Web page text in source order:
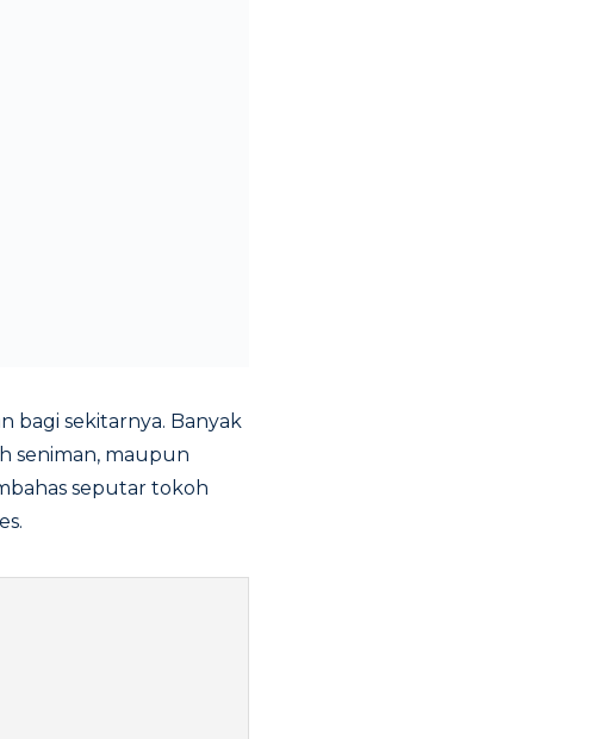
bagi sekitarnya. Banyak
seniman, maupun
seputar tokoh